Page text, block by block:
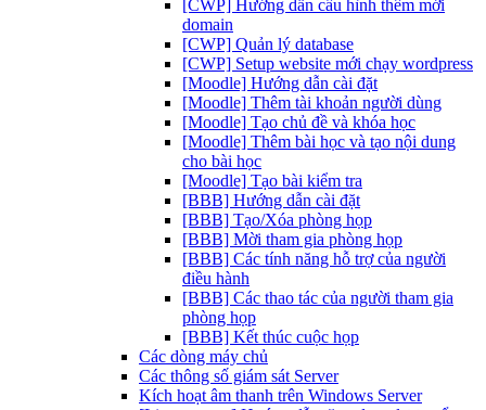
[CWP] Hướng dẫn cấu hình thêm mới
domain
[CWP] Quản lý database
[CWP] Setup website mới chạy wordpress
[Moodle] Hướng dẫn cài đặt
[Moodle] Thêm tài khoản người dùng
[Moodle] Tạo chủ đề và khóa học
[Moodle] Thêm bài học và tạo nội dung
cho bài học
[Moodle] Tạo bài kiểm tra
[BBB] Hướng dẫn cài đặt
[BBB] Tạo/Xóa phòng họp
[BBB] Mời tham gia phòng họp
[BBB] Các tính năng hỗ trợ của người
điều hành
[BBB] Các thao tác của người tham gia
phòng họp
[BBB] Kết thúc cuộc họp
Các dòng máy chủ
Các thông số giám sát Server
Kích hoạt âm thanh trên Windows Server